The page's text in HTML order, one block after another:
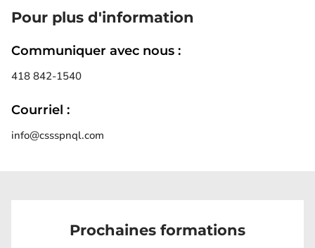
Pour plus d'information
Communiquer avec nous :
418 842-1540
Courriel :
info@cssspnql.com
Prochaines formations